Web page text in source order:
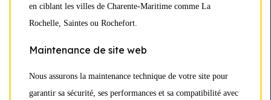
en ciblant les villes de Charente-Maritime comme La
Rochelle, Saintes ou Rochefort.
Maintenance de site web
Nous assurons la maintenance technique de votre site pour
garantir sa sécurité, ses performances et sa compatibilité avec